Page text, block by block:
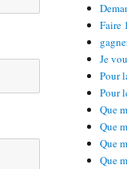
Faire
Je
Pour
Pour
Que
Que
Que
Que